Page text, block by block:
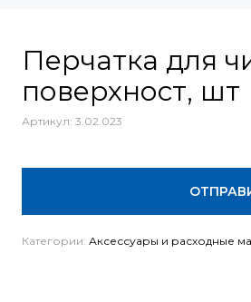
Перчатка для
поверхност, шт
Артикул: 3.02.023
Категории: Аксессуары и расходные